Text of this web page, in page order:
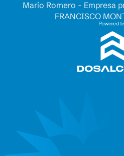
Mario Romero - Empresa
FRANCISCO